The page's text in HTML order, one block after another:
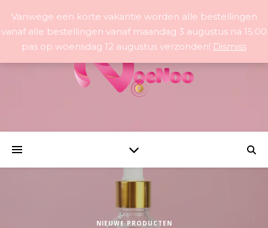
NIEUWE PRODUCTEN
Vanwege een korte vakantie worden alle bestellingen
vanaf alle bestellingen vanaf maandag 3 augustus na 15:00
pas op woensdag 12 augustus verzonden! Dismiss